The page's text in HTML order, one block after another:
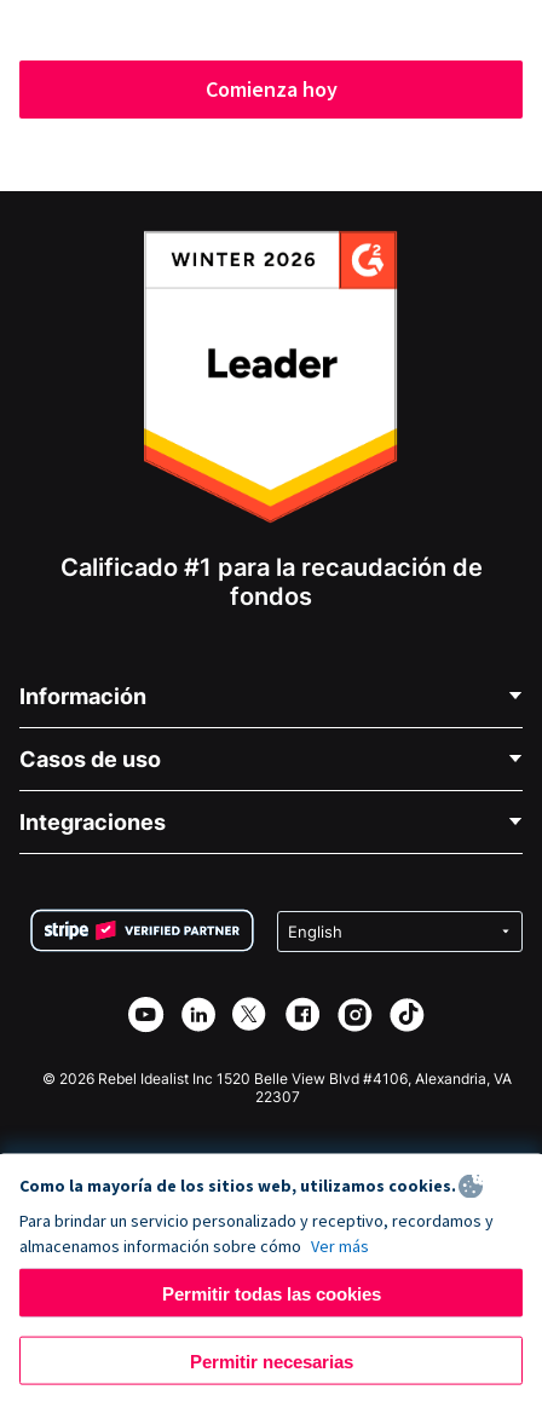
Comienza hoy
Calificado #1 para la recaudación de
fondos
Información
Acerca de nosotros
Carreras
Privacidad
Asociación de afiliados
Casos de uso
Recaudación de fondos para fines médicos
Recaudación de fondos para escuelas
Integraciones
Plugin de donaciones de Wix
Aplicación de donaciones de Webflow
Donaciones de Joomla
© 2026 Rebel Idealist Inc 1520 Belle View Blvd #4106, Alexandria, VA
22307
Como la mayoría de los sitios web, utilizamos cookies.
Para brindar un servicio personalizado y receptivo, recordamos y
almacenamos información sobre cómo Ver más
Permitir todas las cookies
Permitir necesarias